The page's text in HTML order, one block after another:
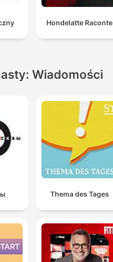
Hondelatte Raconte
Wiadomości
Thema des Tages